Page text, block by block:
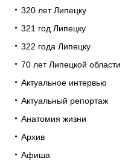
320 лет Липецку
321 год Липецку
322 года Липецку
70 лет Липецкой области
Актуальное интервью
Актуальный репортаж
Анатомия жизни
Архив
Афиша